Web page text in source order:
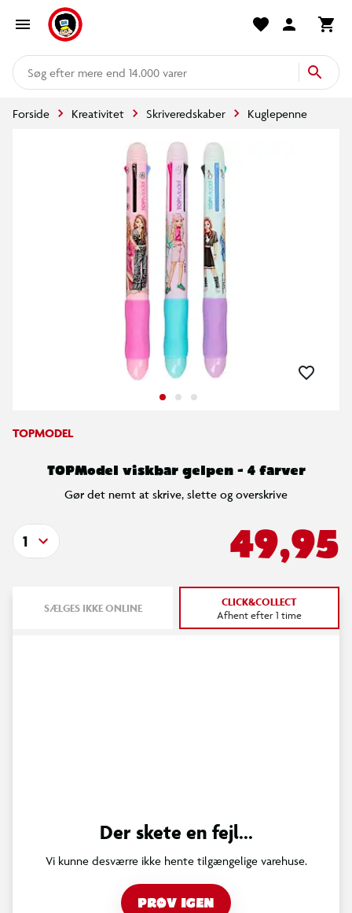
mere end 14.000 varer
Forside Kreativitet Skriveredskaber Kuglepenne
TOPMODEL
TOPModel viskbar gelpen - 4 farver
Gør det nemt at skrive, slette og overskrive
49,95
1
SÆLGES IKKE ONLINE CLICK&COLLECT
Afhent efter 1 time
Der skete en fejl...
Vi kunne desværre ikke hente tilgængelige varehuse.
PRØV IGEN